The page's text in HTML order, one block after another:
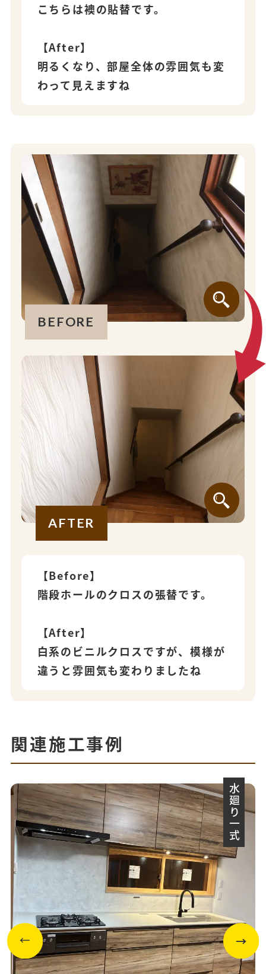
こちらは襖の貼替です。
【After】
明るくなり、部屋全体の雰囲気も変
わって見えますね
BEFORE
AFTER
【Before】
階段ホールのクロスの張替です。
【After】
白系のビニルクロスですが、模様が
違うと雰囲気も変わりましたね
関連施工事例
水廻り一式